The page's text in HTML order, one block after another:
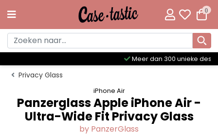
0
Meer dan 300 unieke designs
Privacy Glass
iPhone Air
Panzerglass Apple iPhone Air -
Ultra-Wide Fit Privacy Glass
by PanzerGlass